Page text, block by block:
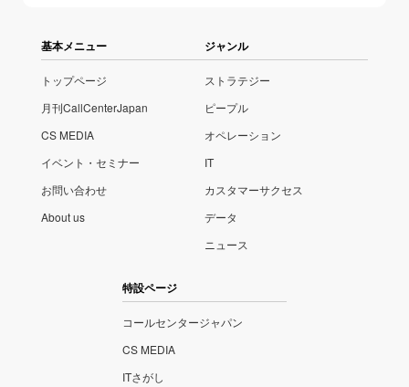
基本メニュー
トップページ
月刊CallCenterJapan
CS MEDIA
イベント・セミナー
お問い合わせ
About us
ジャンル
ストラテジー
ピープル
オペレーション
IT
カスタマーサクセス
データ
ニュース
特設ページ
コールセンタージャパン
CS MEDIA
ITさがし